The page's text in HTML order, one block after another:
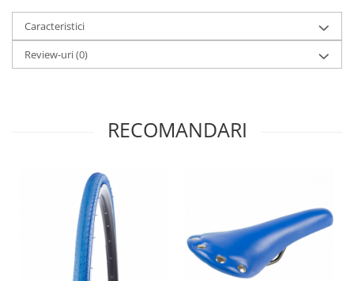
Caracteristici
Review-uri(0)
RECOMANDARI